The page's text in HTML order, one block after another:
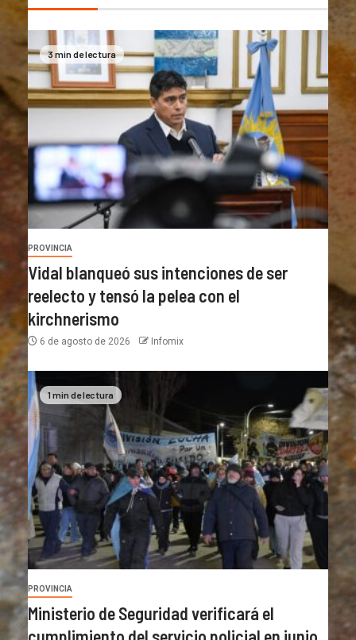
3 min de lectura
PROVINCIA
Vidal blanqueó sus intenciones de ser
reelecto y tensó la pelea con el
kirchnerismo
6 de agosto de 2026 Infomix
1 min de lectura
PROVINCIA
Ministerio de Seguridad verificará el
cumplimiento del servicio policial en junio